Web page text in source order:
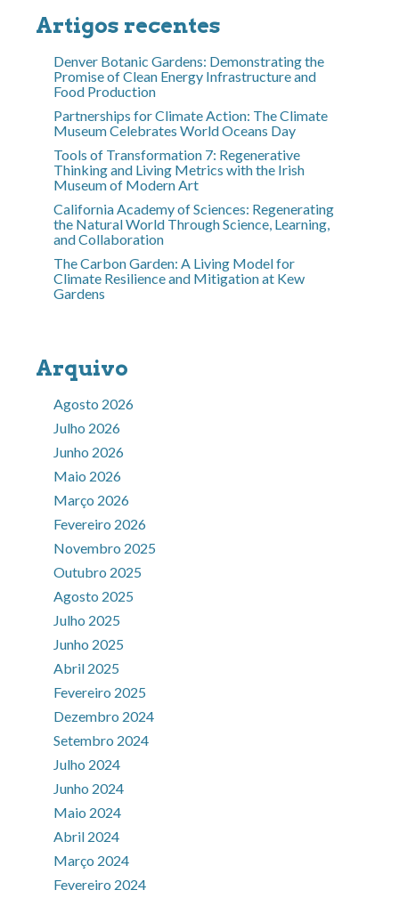
Artigos recentes
Denver Botanic Gardens: Demonstrating the
Promise of Clean Energy Infrastructure and
Food Production
Partnerships for Climate Action: The Climate
Museum Celebrates World Oceans Day
Tools of Transformation 7: Regenerative
Thinking and Living Metrics with the Irish
Museum of Modern Art
California Academy of Sciences: Regenerating
the Natural World Through Science, Learning,
and Collaboration
The Carbon Garden: A Living Model for
Climate Resilience and Mitigation at Kew
Gardens
Arquivo
Agosto 2026
Julho 2026
Junho 2026
Maio 2026
Março 2026
Fevereiro 2026
Novembro 2025
Outubro 2025
Agosto 2025
Julho 2025
Junho 2025
Abril 2025
Fevereiro 2025
Dezembro 2024
Setembro 2024
Julho 2024
Junho 2024
Maio 2024
Abril 2024
Março 2024
Fevereiro 2024